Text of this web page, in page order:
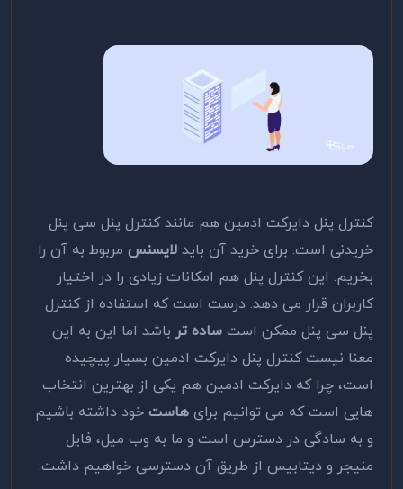
کنترل پنل دایرکت ادمین هم مانند کنترل پنل سی پنل
خریدنی است. برای خرید آن باید لایسنس مربوط به آن را
بخریم. این کنترل پنل هم امکانات زیادی را در اختیار
کاربران قرار می دهد. درست است که استفاده از کنترل
پنل سی پنل ممکن است ساده تر باشد اما این به این
معنا نیست کنترل پنل دایرکت ادمین بسیار پیچیده
است، چرا که دایرکت ادمین هم یکی از بهترین انتخاب
هایی است که می توانیم برای هاست خود داشته باشیم
و به سادگی در دسترس است و ما به وب میل، فایل
منیجر و دیتابیس از طریق آن دسترسی خواهیم داشت.